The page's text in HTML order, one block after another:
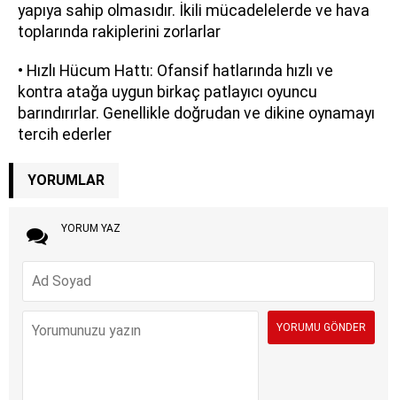
yapıya sahip olmasıdır. İkili mücadelelerde ve hava
toplarında rakiplerini zorlarlar
• Hızlı Hücum Hattı: Ofansif hatlarında hızlı ve
kontra atağa uygun birkaç patlayıcı oyuncu
barındırırlar. Genellikle doğrudan ve dikine oynamayı
tercih ederler
YORUMLAR
YORUM YAZ